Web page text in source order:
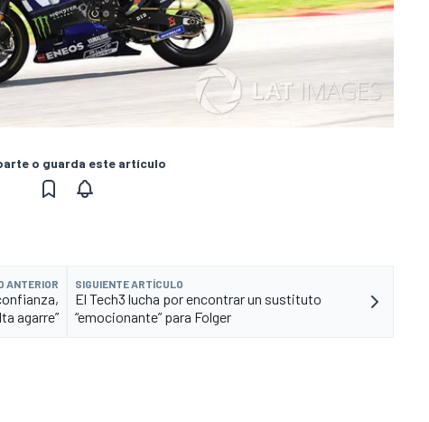
o guarda este artículo
ANTERIOR
agarre”
SIGUIENTE ARTÍCULO
El Tech3 lucha por encontrar un sustituto
“emocionante” para Folger